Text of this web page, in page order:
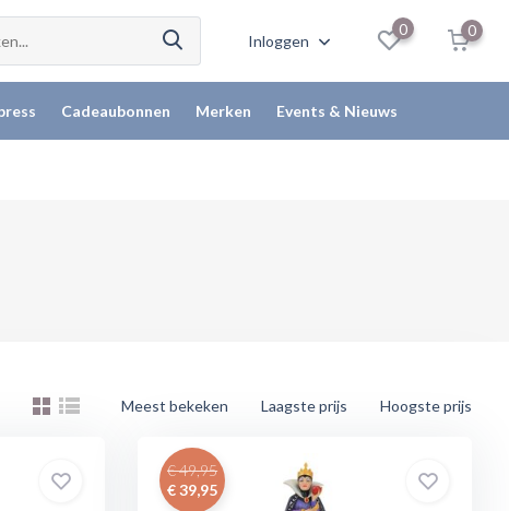
Inloggen
0 0
Cadeaubonnen Merken Events & Nieuws
Meest bekeken Laagste prijs Hoogste prijs
€ 49,95
€ 39,95